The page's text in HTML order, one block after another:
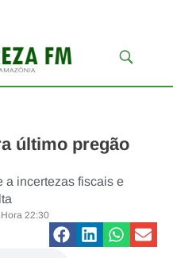
último pregão
a incertezas fiscais e
Hora 22:30